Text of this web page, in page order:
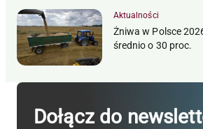
Aktualności
Żniwa w Polsce
średnio o 30 proc.
Dołącz do